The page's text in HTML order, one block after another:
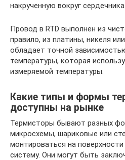
накрученную вокруг
Провод в RTD выполнен из
правило, из платины, никеля
обладает точной
температуры, которая
измеряемой температуры.
Какие типы и формы
доступны на рынке
Термисторы бывают разных
микросхемы, шариковые или
монтироваться на
систему. Они могут быть